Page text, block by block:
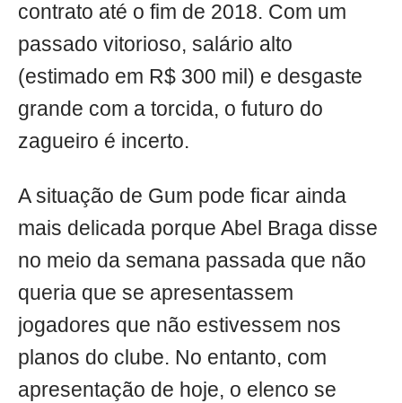
contrato até o fim de 2018. Com um
passado vitorioso, salário alto
(estimado em R$ 300 mil) e desgaste
grande com a torcida, o futuro do
zagueiro é incerto.
A situação de Gum pode ficar ainda
mais delicada porque Abel Braga disse
no meio da semana passada que não
queria que se apresentassem
jogadores que não estivessem nos
planos do clube. No entanto, com
apresentação de hoje, o elenco se